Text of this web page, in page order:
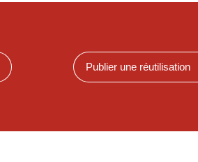
Publier une réutilisation